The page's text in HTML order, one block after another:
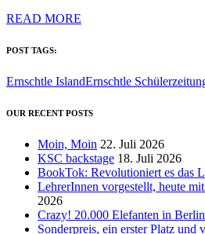
READ MORE
POST TAGS:
Ernschtle IslandErnschtle
OUR RECENT POSTS
Moin, Moin 22. Juli 2026
KSC backstage 18. Juli 2026
BookTok: Revolutioniert es das
LehrerInnen vorgestellt, heute
2026
Crazy! 20.000 Elefanten in Berlin
Sonderpreis, ein erster Platz und